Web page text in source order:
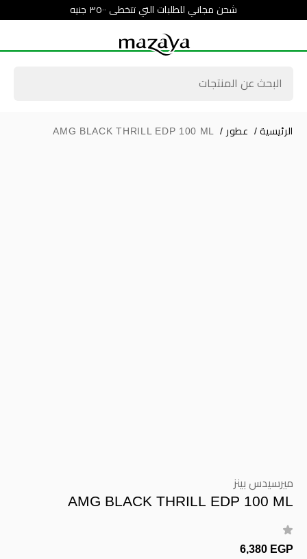
شحن مجاني للطلبات التي تتخطى ٣٥٠٠ جنيه
الرئيسية / عطور /
AMG BLACK THRILL EDP 100 ML
ميرسيدس بينز
AMG BLACK THRILL EDP 100 ML
6,380 EGP